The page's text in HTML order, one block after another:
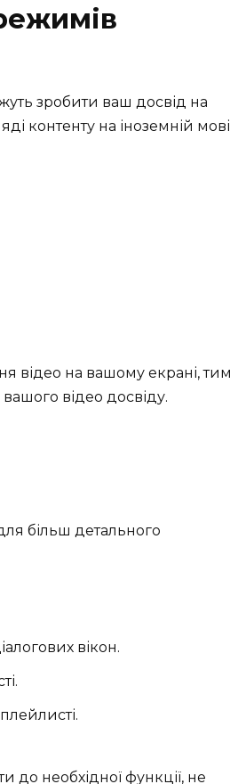
зробити ваш досвід на
контенту на іноземній мові
відео на вашому екрані, тим
відео досвіду.
більш детального
вікон.
необхідної функції, не